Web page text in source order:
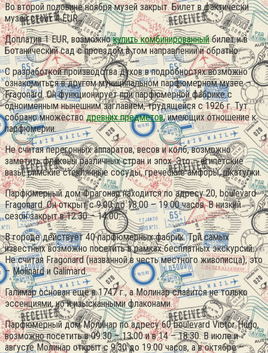
Во второй половине ноября музей закрыт. Билет в фактически
музей стоит 4 EUR.
Доплатив 1 EUR, возможнокупить комбинированныйбилет и в
Ботанический сад с проездом в том направлении и обратно.
С разработкой производства духов в подробностях возможно
ознакомиться в другом муниципальном парфюмерном музее –
Fragonard. Он функционирует при парфюмерной фабрике с
одноимённым нынешним заглавием, трудящейся с 1926 г. Тут
собрано множестводревних предметов, имеющих отношение к
парфюмерии.
Не считая перегонных аппаратов, весов и колб, возможно
заметить флаконы различных стран и эпох. Это – египетские
вазы, римские стеклянные сосуды, греческие амфоры, шкатулки.
Парфюмерный дом Фрагонар находится по адресу 20, boulevard
Fragonard. Он открыт с 9:00 до 18:00 – 19:00 часов. В низкий
сезон закрыт в 12:30 – 14:00.
В городе действует 40 парфюмерных фабрик. Три самых
известных возможно посетить в рамках бесплатных экскурсий.
Не считая Fragonard (названной в честь местного живописца), это
– Molinard и Galimard.
Галимар основан ещё в 1747 г., а Молинар славится не только
эссенциями, но и изысканными флаконами.
Парфюмерный дом Молинар по адресу 60 boulevard Victor Hugo,
возможно посетить в 09:30 – 13:00 и в 14 – 18:30. В июле и
августе Молинар открыт с 9:30 до 19:00 часов, а в октябре –